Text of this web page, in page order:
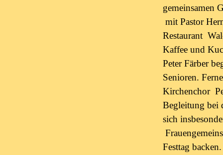
gemeinsamen
mit Pastor
Restaurant
Kaffee und
Peter Färber
Senioren.
Kirchenchor
Begleitung bei
sich
Festtag